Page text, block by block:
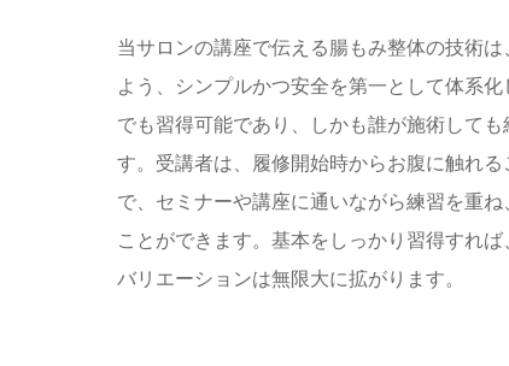
当サロンの講座で伝える腸もみ整体の技術
よう、シンプルかつ安全を第一として体系
でも習得可能であり、しかも誰が施術して
す。受講者は、履修開始時からお腹に触れ
で、セミナーや講座に通いながら練習を重
ことができます。基本をしっかり習得すれ
バリエーションは無限大に拡がります。